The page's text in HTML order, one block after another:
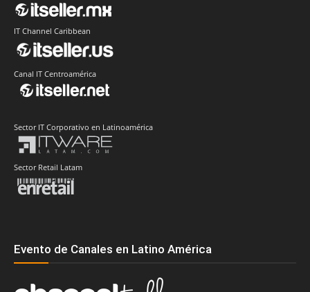
IT Channel Caribbean
Canal IT Centroamérica
Sector IT Corporativo en Latinoamérica
Sector Retail Latam
Evento de Canales en Latino América